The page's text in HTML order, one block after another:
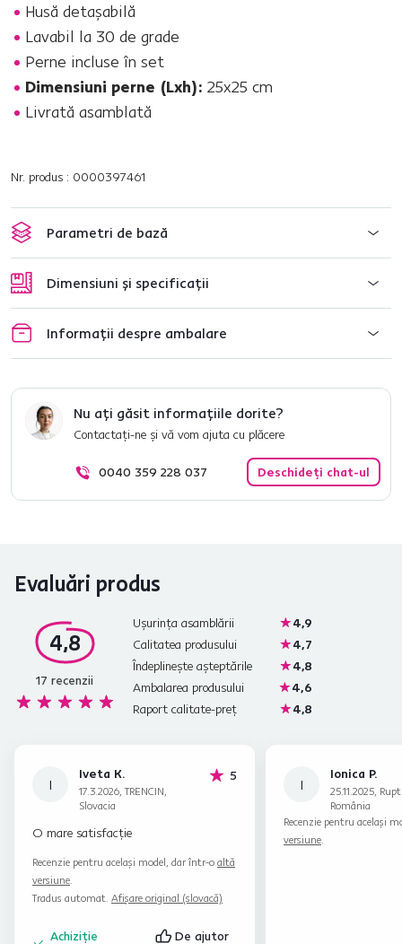
Husă detaşabilă
Lavabil la 30 de grade
Perne incluse în set
Dimensiuni perne (Lxh): 25x25 cm
Livrată asamblată
Nr. produs : 0000397461
Parametri de bază
Dimensiuni și specificații
Informații despre ambalare
Nu ați găsit informațiile dorite?
Contactați-ne și vă vom ajuta cu plăcere
0040 359 228 037 Deschideți chat-ul
Evaluări produs
4,8
17 recenzii
Ușurința asamblării
4,9
Calitatea produsului
4,7
Îndeplinește așteptările
4,8
Ambalarea produsului
4,6
Raport calitate-preț
4,8
I
Iveta K.
17.3.2026, TRENCIN,
Slovacia
5stele
O mare satisfacție
Recenzie pentru același model, dar într-o altă
versiune.
Tradus automat. Afișare original (slovacă)
Achiziție
De ajutor
I
Ionica P.
25.11.2025,
România
Recenzie pentru același
versiune.